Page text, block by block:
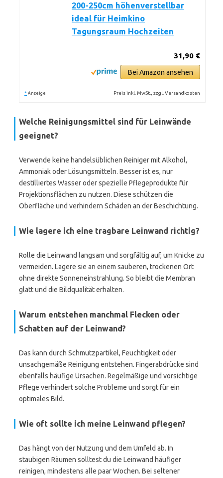
200-250cm höhenverstellbar
ideal für Heimkino
Tagungsraum Hochzeiten
31,90 €
Bei Amazon ansehen
* Anzeige Preis inkl. MwSt., zzgl. Versandkosten
Welche Reinigungsmittel sind für Leinwände
geeignet?
Verwende keine handelsüblichen Reiniger mit Alkohol,
Ammoniak oder Lösungsmitteln. Besser ist es, nur
destilliertes Wasser oder spezielle Pflegeprodukte für
Projektionsflächen zu nutzen. Diese schützen die
Oberfläche und verhindern Schäden an der Beschichtung.
Wie lagere ich eine tragbare Leinwand richtig?
Rolle die Leinwand langsam und sorgfältig auf, um Knicke zu
vermeiden. Lagere sie an einem sauberen, trockenen Ort
ohne direkte Sonneneinstrahlung. So bleibt die Membran
glatt und die Bildqualität erhalten.
Warum entstehen manchmal Flecken oder
Schatten auf der Leinwand?
Das kann durch Schmutzpartikel, Feuchtigkeit oder
unsachgemäße Reinigung entstehen. Fingerabdrücke sind
ebenfalls häufige Ursachen. Regelmäßige und vorsichtige
Pflege verhindert solche Probleme und sorgt für ein
optimales Bild.
Wie oft sollte ich meine Leinwand pflegen?
Das hängt von der Nutzung und dem Umfeld ab. In
staubigen Räumen solltest du die Leinwand häufiger
reinigen, mindestens alle paar Wochen. Bei seltener